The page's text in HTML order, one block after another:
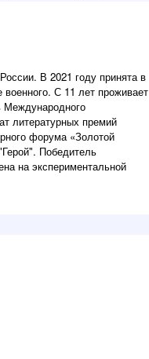
В 2021 году принята в
С 11 лет проживает
Международного
литературных премий
форума «Золотой
Победитель
на экспериментальной